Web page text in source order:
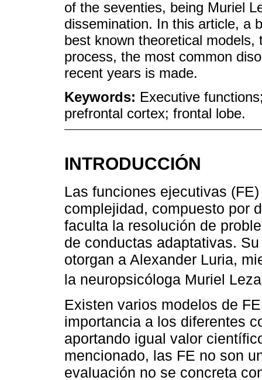
of the seventies, being Muriel
dissemination. In this article, a
best known theoretical models,
process, the most common
recent years is made.
Keywords: Executive
prefrontal cortex; frontal lobe.
INTRODUCCIÓN
Las funciones ejecutivas
complejidad, compuesto por
faculta la resolución de
de conductas adaptativas.
otorgan a Alexander Luria,
la neuropsicóloga Muriel
Existen varios modelos de
importancia a los diferentes
aportando igual valor
mencionado, las FE no son
evaluación no se concreta